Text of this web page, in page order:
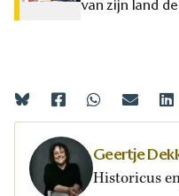
van zijn land
Geertje
Historicus